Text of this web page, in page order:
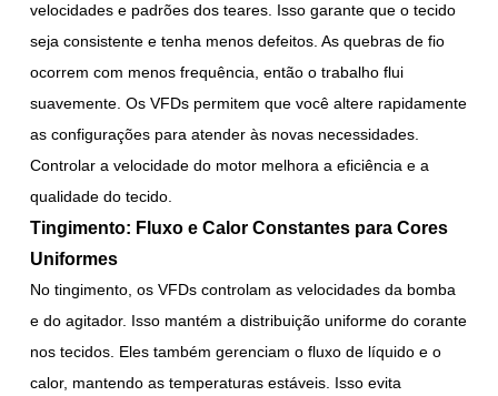
velocidades e padrões dos teares. Isso garante que o tecido
seja consistente e tenha menos defeitos. As quebras de fio
ocorrem com menos frequência, então o trabalho flui
suavemente. Os VFDs permitem que você altere rapidamente
as configurações para atender às novas necessidades.
Controlar a velocidade do motor melhora a eficiência e a
qualidade do tecido.
Tingimento: Fluxo e Calor Constantes para Cores
Uniformes
No tingimento, os VFDs controlam as velocidades da bomba
e do agitador. Isso mantém a distribuição uniforme do corante
nos tecidos. Eles também gerenciam o fluxo de líquido e o
calor, mantendo as temperaturas estáveis. Isso evita